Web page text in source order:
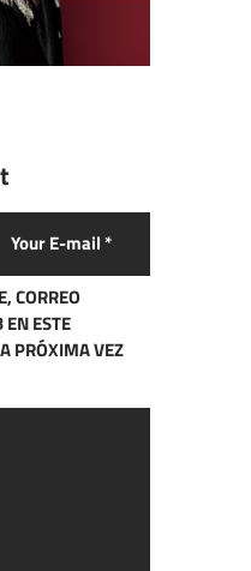
CORREO
EN ESTE
PRÓXIMA VEZ